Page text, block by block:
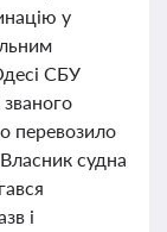
у
СБУ
перевозило
судна
і